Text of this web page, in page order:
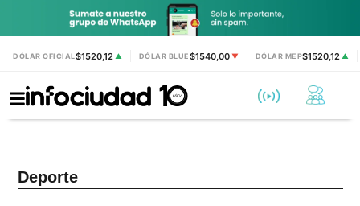
DÓLAR OFICIAL$1520,12 ▲ DÓLAR BLUE$1540,00 ▼ DÓLAR MEP$1520,12 ▲
Deporte